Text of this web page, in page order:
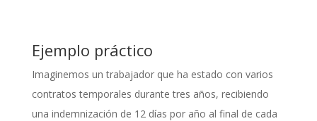
Ejemplo práctico
Imaginemos un trabajador que ha estado con varios
contratos temporales durante tres años, recibiendo
una indemnización de 12 días por año al final de cada